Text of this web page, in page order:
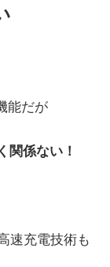
能だが
関係ない！
速充電技術も